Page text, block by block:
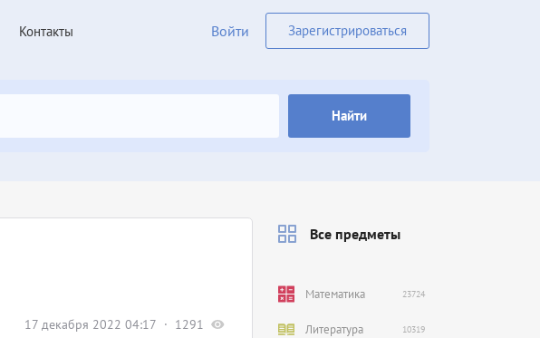
Контакты Войти Зарегистрироваться
Найти
17 декабря 2022 04:17 1291
Все предметы
Математика 23724
Литература 10319